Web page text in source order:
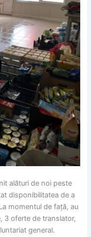
alături de noi peste
disponibilitatea de a
momentul de față, au
3 oferte de translator,
general.